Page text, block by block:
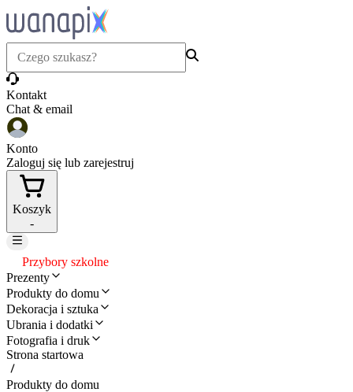
Kontakt
Chat & email
Konto
Zaloguj się lub zarejestruj
Koszyk
-
Przybory szkolne
Prezenty
Produkty do domu
Dekoracja i sztuka
Ubrania i dodatki
Fotografia i druk
Strona startowa
Produkty do domu